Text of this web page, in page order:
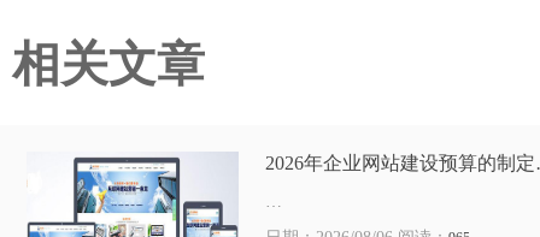
相关文章
2026年企业网站建设预算的制
…